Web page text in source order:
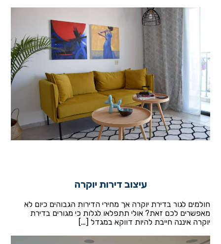
עיצוב דירות יוקרה
חולמים לגור בדירת יוקרה אך מחירי הדירות הגבוהים כיום לא
מאפשרים לכם זאת? אולי תתפלאו לגלות כי מגורים בדירת
יוקרה איננה חייבת להיות דווקא במגדל […]